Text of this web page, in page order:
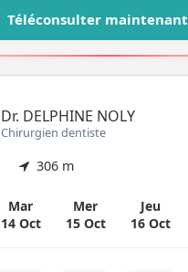
Téléconsulter maintenant
Dr. DELPHINE NOLY
Chirurgien dentiste
306 m
Mar
14 Oct
Mer
15 Oct
Jeu
16 Oct